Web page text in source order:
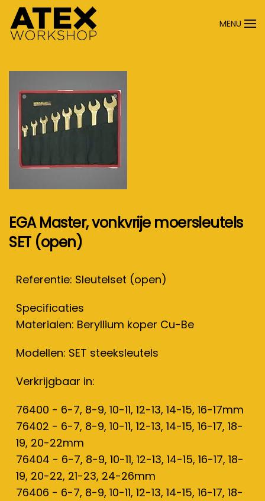
Terug naar hoofdinhoud
MENU
EGA Master, vonkvrije moersleutels
SET (open)
Referentie: Sleutelset (open)
Specificaties
Materialen: Beryllium koper Cu-Be
Modellen: SET steeksleutels
Verkrijgbaar in:
76400 - 6-7, 8-9, 10-11, 12-13, 14-15, 16-17mm
76402 - 6-7, 8-9, 10-11, 12-13, 14-15, 16-17, 18-
19, 20-22mm
76404 - 6-7, 8-9, 10-11, 12-13, 14-15, 16-17, 18-
19, 20-22, 21-23, 24-26mm
76406 - 6-7, 8-9, 10-11, 12-13, 14-15, 16-17, 18-